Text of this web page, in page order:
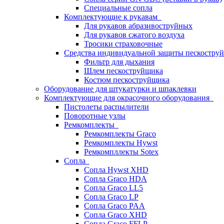
Специальные сопла
Комплектующие к рукавам
Для рукавов абразивоструйных
Для рукавов сжатого воздуха
Тросики страховочные
Средства индивидуальной защиты
Фильтр для дыхания
Шлем пескоструйщика
Костюм пескоструйщика
Оборудование для штукатурки и шпаклевки
Комплектующие для окрасочного оборудования
Пистолеты распылители
Поворотные узлы
Ремкомплекты
Ремкомплекты Graco
Ремкомплекты Hywst
Ремкомпллекты Sotex
Сопла
Сопла Hywst XHD
Сопла Graco HDA
Сопла Graco LL5
Сопла Graco LP
Сопла Graco PAA
Сопла Graco XHD